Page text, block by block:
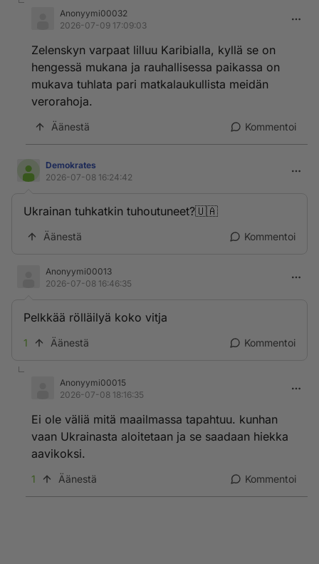
Anonyymi00032
2026-07-09 17:09:03
Zelenskyn varpaat lilluu Karibialla, kyllä se on
hengessä mukana ja rauhallisessa paikassa on
mukava tuhlata pari matkalaukullista meidän
verorahoja.
Äänestä Kommentoi
Demokrates
2026-07-08 16:24:42
Ukrainan tuhkatkin tuhoutuneet?🇺🇦
Äänestä Kommentoi
Anonyymi00013
2026-07-08 16:46:35
Pelkkää rölläilyä koko vitja
1 Äänestä Kommentoi
Anonyymi00015
2026-07-08 18:16:35
Ei ole väliä mitä maailmassa tapahtuu. kunhan
vaan Ukrainasta aloitetaan ja se saadaan hiekka
aavikoksi.
1 Äänestä Kommentoi